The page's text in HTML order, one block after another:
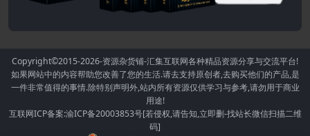
Copyright©2015-2026-资源杂货铺-汇集互联网各种精品资源分享与交流平台!
如果网站中的内容帮助您改善了您的生活.请去支持原创者,去购买他们的产品,是
一件非常值得的事情.除特别声明外,站内所有资源仅供学习与参考,请勿用于商业
用途!
互联网ICP备案:渝ICP备20003853号[若侵权,请告知,立即删-找站长微信扫描二维
码]